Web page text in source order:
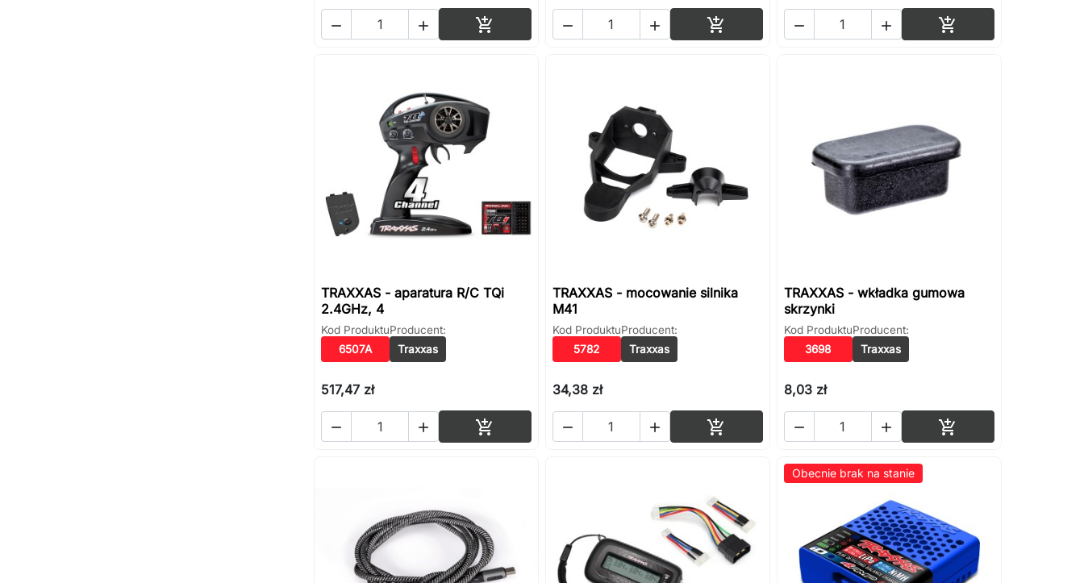
   Dodaj do koszyka
   Dodaj do koszyka
  
TRAXXAS - aparatura R/C TQi
2.4GHz, 4
Kod Produktu
6507A
Producent:
Traxxas
517,47 zł
   Dodaj do koszyka
TRAXXAS - mocowanie silnika
M41
Kod Produktu
5782
Producent:
Traxxas
34,38 zł
   Dodaj do koszyka
TRAXXAS - wkładka gumowa
skrzynki
Kod Produktu
3698
Producent:
Traxxas
8,03 zł
  
Obecnie brak na stanie